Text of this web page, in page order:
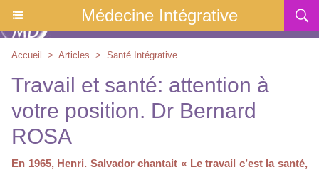
Médecine Intégrative
Accueil > Articles > Santé Intégrative
Travail et santé: attention à
votre position. Dr Bernard
ROSA
En 1965, Henri. Salvador chantait « Le travail c’est la santé,